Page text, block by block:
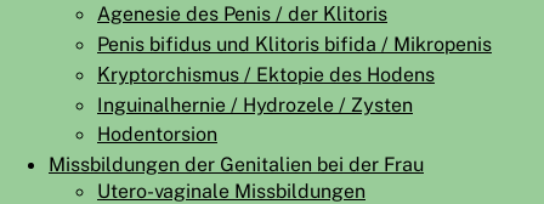
EMBRYOGENESE
ORGANOGENESE
SUCHEN
Agenesie des Penis / der Klitoris
Penis bifidus und Klitoris bifida / Mikropenis
Kryptorchismus / Ektopie des Hodens
Inguinalhernie / Hydrozele / Zysten
Hodentorsion
Missbildungen der Genitalien bei der Frau
Utero-vaginale Missbildungen